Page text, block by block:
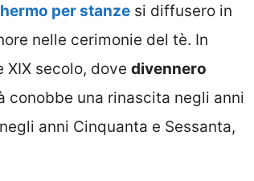
per stanze si diffusero in
nelle cerimonie del tè. In
XIX secolo, dove divennero
conobbe una rinascita negli anni
anni Cinquanta e Sessanta,